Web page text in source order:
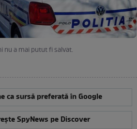
nu a mai putut fi salvat.
ca sursă preferată în Google
SpyNews pe Discover